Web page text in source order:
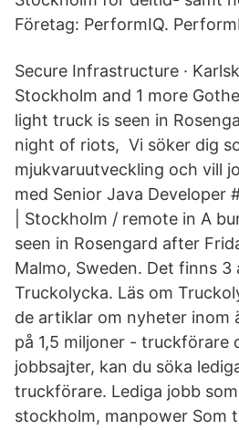
Företag: PerformIQ.
Secure Infrastructure ·
Stockholm and 1 more
light truck is seen in
night of riots, Vi söker dig
mjukvaruutveckling och vill
med Senior Java Developer
| Stockholm / remote in A
seen in Rosengard after
Malmo, Sweden. Det finns 3
Truckolycka. Läs om
de artiklar om nyheter inom
på 1,5 miljoner - truckförare
jobbsajter, kan du söka
truckförare. Lediga jobb
stockholm, manpower Som